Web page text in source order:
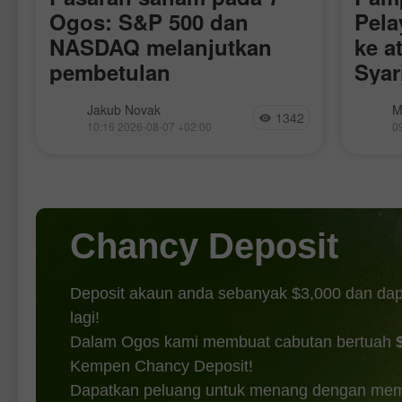
Ogos: S&P 500 dan
NASDAQ melanjutkan
pembetulan
Semalam, pasaran saham ditutup lebih
rendah. Indeks S&P 500 susut 1.01%,
Jakub Novak
10:16 2026-08-07 +02:00 1342
ke
Chancy Deposit
Deposit akaun anda sebanyak $3,000 dan
lagi!
Dalam Ogos kami membuat cabutan bertuah
Kempen Chancy Deposit!
Dapatkan peluang untuk menang dengan